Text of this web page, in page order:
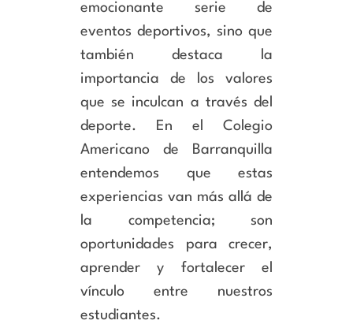
emocionante serie de
eventos deportivos, sino que
también destaca la
importancia de los valores
que se inculcan a través del
deporte. En el Colegio
Americano de Barranquilla
entendemos que estas
experiencias van más allá de
la competencia; son
oportunidades para crecer,
aprender y fortalecer el
vínculo entre nuestros
estudiantes.